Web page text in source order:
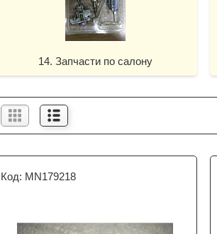
14. Запчасти по салону
MN179218